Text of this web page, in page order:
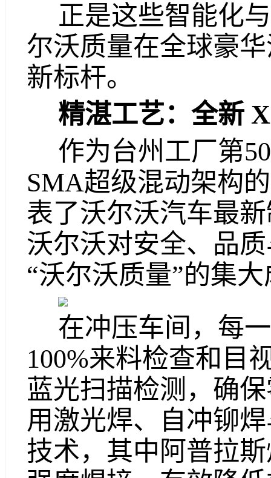
正是这些智能化
尔沃质量在全球豪
新标杆。
精湛工艺：全新
作为台州工厂第
SMA超级混动架构
表了沃尔沃汽车最
沃尔沃对安全、品
“沃尔沃质量”的集
在冲压车间，每
100%来料检查和目
蓝光扫描检测，确
用激光焊、自冲铆
技术，其中阿普拉